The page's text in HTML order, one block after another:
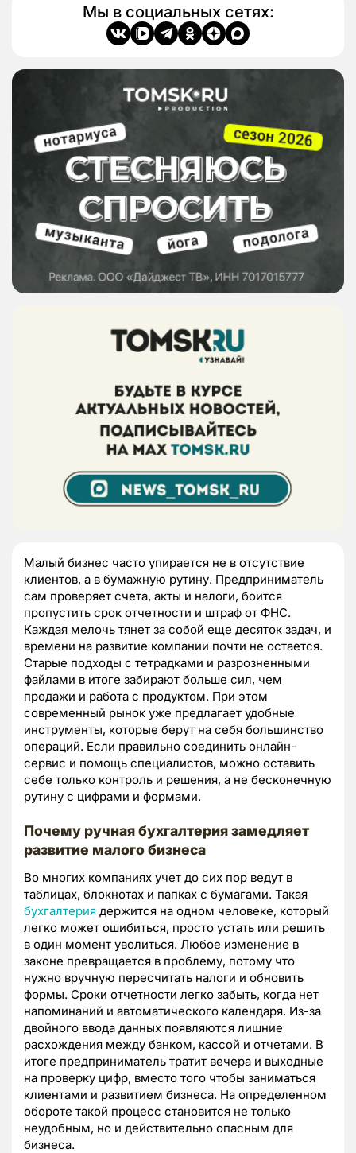
Мы в социальных сетях:
Малый бизнес часто упирается не в отсутствие
клиентов, а в бумажную рутину. Предприниматель
сам проверяет счета, акты и налоги, боится
пропустить срок отчетности и штраф от ФНС.
Каждая мелочь тянет за собой еще десяток задач, и
времени на развитие компании почти не остается.
Старые подходы с тетрадками и разрозненными
файлами в итоге забирают больше сил, чем
продажи и работа с продуктом. При этом
современный рынок уже предлагает удобные
инструменты, которые берут на себя большинство
операций. Если правильно соединить онлайн-
сервис и помощь специалистов, можно оставить
себе только контроль и решения, а не бесконечную
рутину с цифрами и формами.
Почему ручная бухгалтерия замедляет
развитие малого бизнеса
Во многих компаниях учет до сих пор ведут в
таблицах, блокнотах и папках с бумагами. Такая
бухгалтерия держится на одном человеке, который
легко может ошибиться, просто устать или решить
в один момент уволиться. Любое изменение в
законе превращается в проблему, потому что
нужно вручную пересчитать налоги и обновить
формы. Сроки отчетности легко забыть, когда нет
напоминаний и автоматического календаря. Из-за
двойного ввода данных появляются лишние
расхождения между банком, кассой и отчетами. В
итоге предприниматель тратит вечера и выходные
на проверку цифр, вместо того чтобы заниматься
клиентами и развитием бизнеса. На определенном
обороте такой процесс становится не только
неудобным, но и действительно опасным для
бизнеса.